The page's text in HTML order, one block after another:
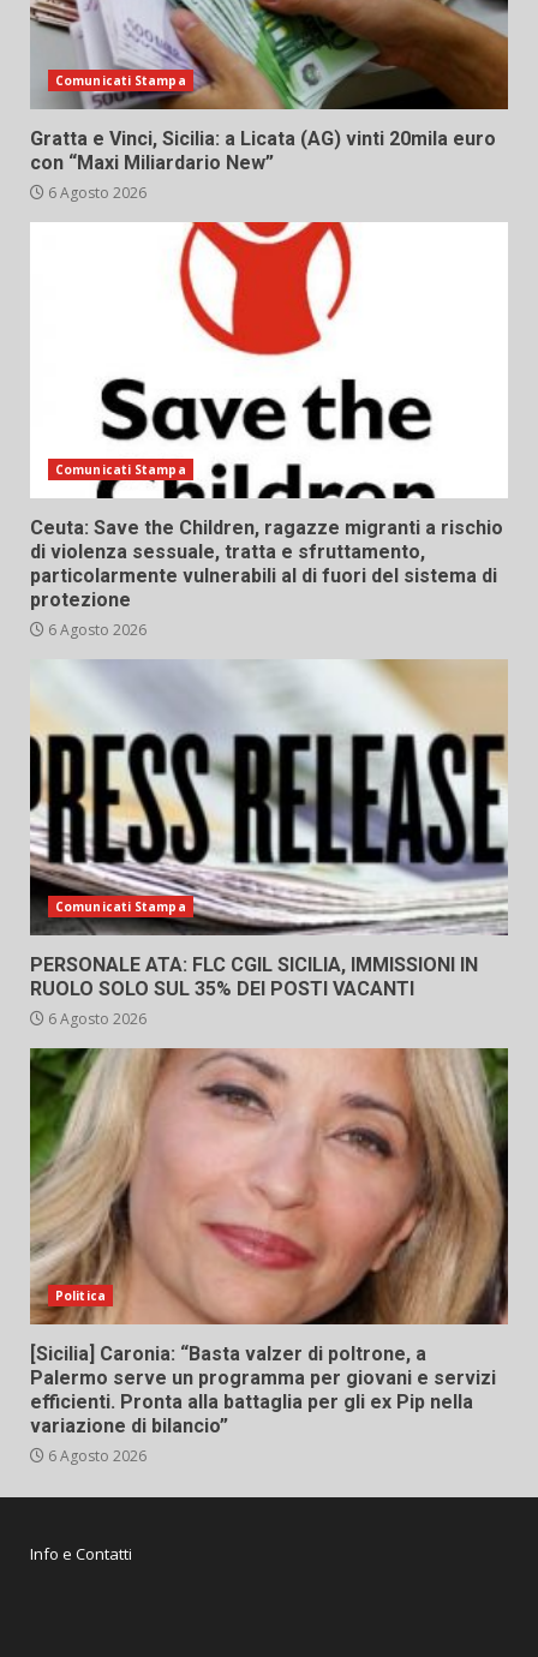
Comunicati Stampa
Gratta e Vinci, Sicilia: a Licata (AG) vinti 20mila euro
con “Maxi Miliardario New”
6 Agosto 2026
Comunicati Stampa
Ceuta: Save the Children, ragazze migranti a rischio
di violenza sessuale, tratta e sfruttamento,
particolarmente vulnerabili al di fuori del sistema di
protezione
6 Agosto 2026
Comunicati Stampa
PERSONALE ATA: FLC CGIL SICILIA, IMMISSIONI IN
RUOLO SOLO SUL 35% DEI POSTI VACANTI
6 Agosto 2026
Politica
[Sicilia] Caronia: “Basta valzer di poltrone, a
Palermo serve un programma per giovani e servizi
efficienti. Pronta alla battaglia per gli ex Pip nella
variazione di bilancio”
6 Agosto 2026
Info e Contatti